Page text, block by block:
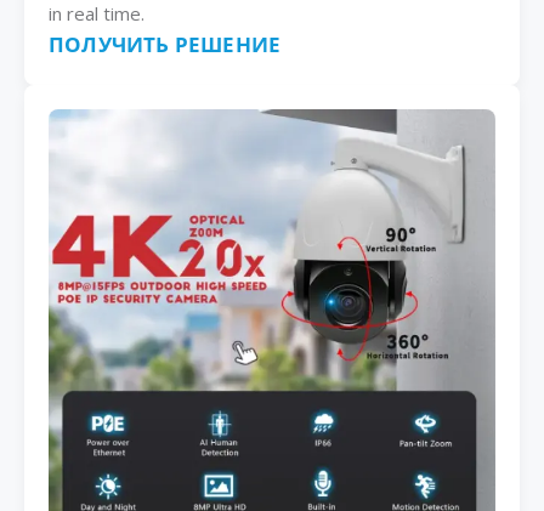
in real time.
ПОЛУЧИТЬ РЕШЕНИЕ